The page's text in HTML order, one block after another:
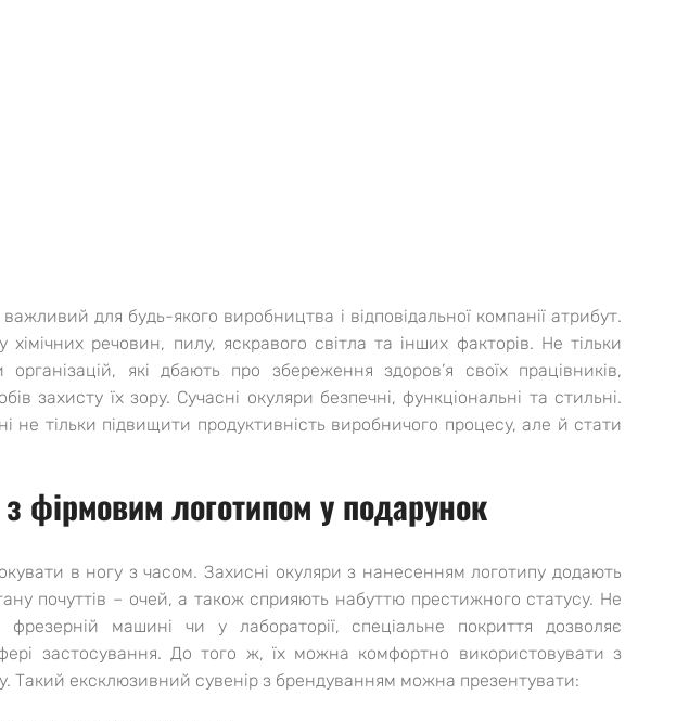
для будь-якого виробництва і відповідальної компанії атрибут.
речовин, пилу, яскравого світла та інших факторів. Не тільки
які дбають про збереження здоров’я своїх працівників,
захисту їх зору. Сучасні окуляри безпечні, функціональні та стильні.
не тільки підвищити продуктивність виробничого процесу, але й стати
фірмовим логотипом у подарунок
в ногу з часом. Захисні окуляри з нанесенням логотипу додають
почуттів – очей, а також сприяють набуттю престижного статусу. Не
машині чи у лабораторії, спеціальне покриття дозволяє
застосування. До того ж, їх можна комфортно використовувати з
Такий ексклюзивний сувенір з брендуванням можна презентувати: